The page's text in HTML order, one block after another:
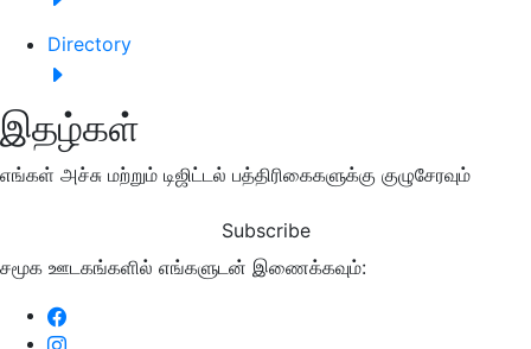
Directory
இதழ்கள்
எங்கள் அச்சு மற்றும் டிஜிட்டல் பத்திரிகைகளுக்கு குழுசேரவும்
Subscribe
சமூக ஊடகங்களில் எங்களுடன் இணைக்கவும்: